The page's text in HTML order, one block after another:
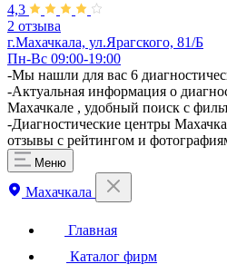
4,3
2 отзыва
г.Махачкала, ул.Ярагского, 81/Б
Пн-Вс 09:00-19:00
-Мы нашли для вас 6
-Актуальная информация о
Махачкале , удобный поиск с
-Диагностические центры
отзывы с рейтингом и
Меню
Махачкала
Главная
Каталог фирм